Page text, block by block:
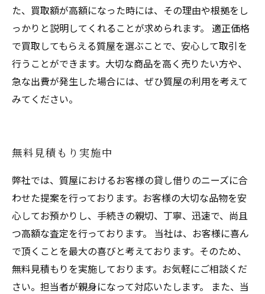
た、買取額が高額になった時には、その理由や根拠をし
っかりと説明してくれることが求められます。 適正価格
で買取してもらえる質屋を選ぶことで、安心して取引を
行うことができます。大切な商品を高く売りたい方や、
急な出費が発生した場合には、ぜひ質屋の利用を考えて
みてください。
無料見積もり実施中
弊社では、質屋におけるお客様の貸し借りのニーズに合
わせた提案を行っております。お客様の大切な品物を安
心してお預かりし、手続きの親切、丁寧、迅速で、尚且
つ高額な査定を行っております。 当社は、お客様に喜ん
で頂くことを最大の喜びと考えております。そのため、
無料見積もりを実施しております。お気軽にご相談くだ
さい。担当者が親身になって対応いたします。 また、当